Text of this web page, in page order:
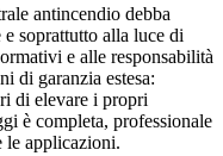
antincendio debba
soprattutto alla luce di
e alle responsabilità
di garanzia estesa:
di elevare i propri
è completa, professionale
le applicazioni.